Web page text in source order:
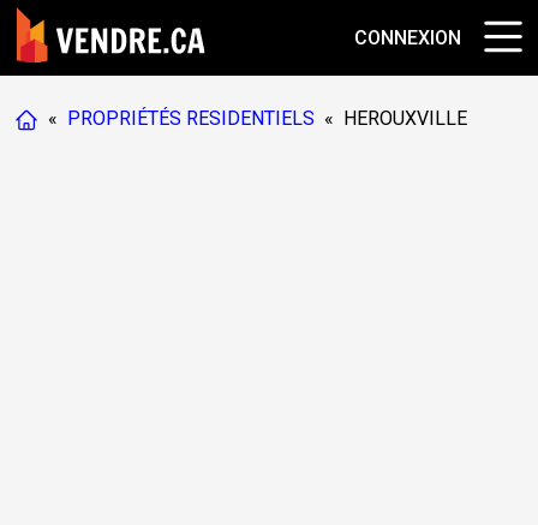
CONNEXION
« PROPRIÉTÉS RESIDENTIELS « HEROUXVILLE